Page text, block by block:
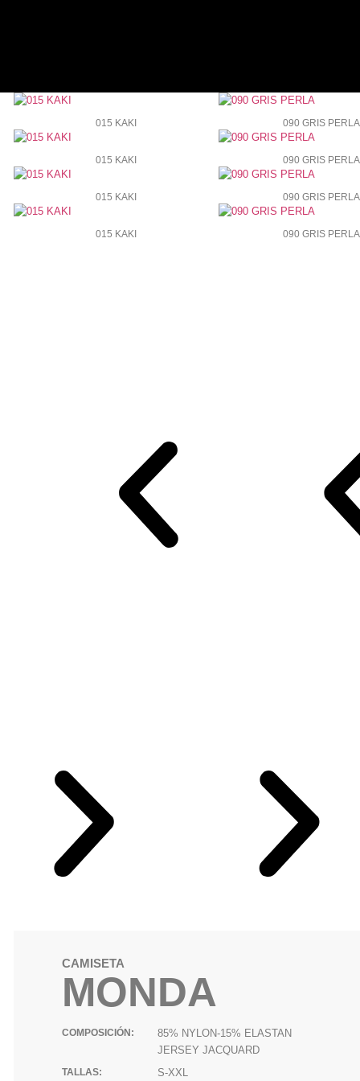
015 KAKI
015 KAKI
015 KAKI
015 KAKI
090 GRIS PERLA
090 GRIS PERLA
090 GRIS PERLA
090 GRIS PERLA
CAMISETA
MONDA
COMPOSICIÓN:
85% NYLON-15% ELASTAN
JERSEY JACQUARD
TALLAS: S-XXL